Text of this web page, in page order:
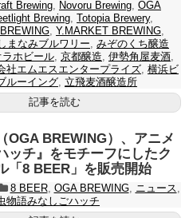
Brewing, Novoru Brewing, OGA
Brewing, Totopia Brewery,
, Y.MARKET BREWING,
まなみブルワリー, みぞのくち醸造
ラホビール, 京都醸造, 伊勢角屋麦酒,
社エムエスエンタープライズ, 横浜ビ
ルーイング, 立飛麦酒醸造所
記事を読む
OGA BREWING）、アニメ
ッチ』をモチーフにしたク
「8 BEER」を販売開始
8 BEER, OGA BREWING, ニュース,
物語みなしごハッチ